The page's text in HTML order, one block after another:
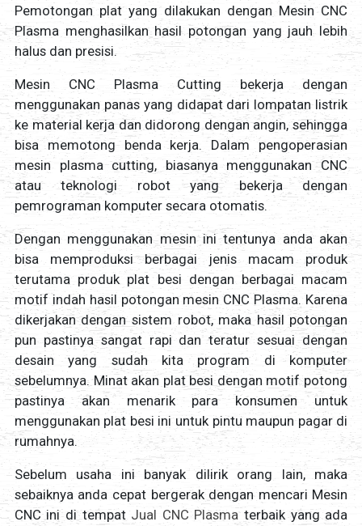
Pemotongan plat yang dilakukan dengan Mesin CNC
Plasma menghasilkan hasil potongan yang jauh lebih
halus dan presisi.
Mesin CNC Plasma Cutting bekerja dengan
menggunakan panas yang didapat dari lompatan listrik
ke material kerja dan didorong dengan angin, sehingga
bisa memotong benda kerja. Dalam pengoperasian
mesin plasma cutting, biasanya menggunakan CNC
atau teknologi robot yang bekerja dengan
pemrograman komputer secara otomatis.
Dengan menggunakan mesin ini tentunya anda akan
bisa memproduksi berbagai jenis macam produk
terutama produk plat besi dengan berbagai macam
motif indah hasil potongan mesin CNC Plasma. Karena
dikerjakan dengan sistem robot, maka hasil potongan
pun pastinya sangat rapi dan teratur sesuai dengan
desain yang sudah kita program di komputer
sebelumnya. Minat akan plat besi dengan motif potong
pastinya akan menarik para konsumen untuk
menggunakan plat besi ini untuk pintu maupun pagar di
rumahnya.
Sebelum usaha ini banyak dilirik orang lain, maka
sebaiknya anda cepat bergerak dengan mencari Mesin
CNC ini di tempat Jual CNC Plasma terbaik yang ada